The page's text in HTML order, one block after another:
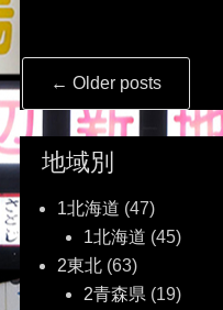
Post
navigation
← Older posts
地域別
1北海道 (47)
1北海道 (45)
2東北(63)
2青森県 (19)